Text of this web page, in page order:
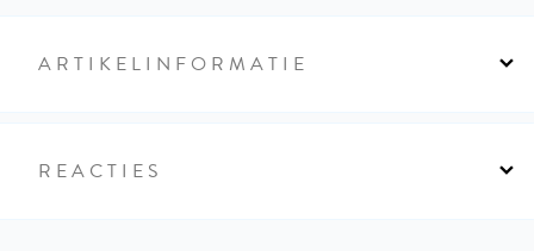
ARTIKELINFORMATIE
REACTIES